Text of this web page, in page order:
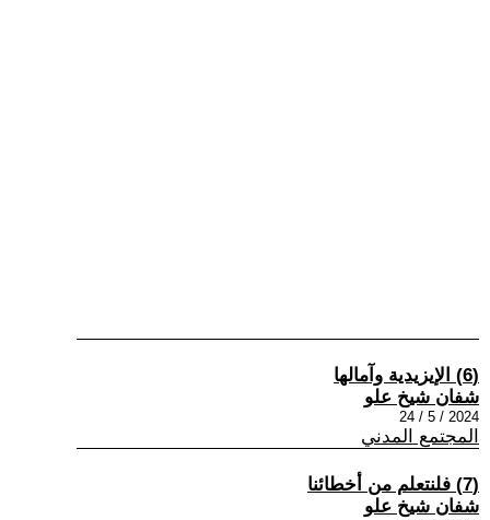
(6) الإيزيدية وآمالها
شفان شيخ علو
2024 / 5 / 24
المجتمع المدني
(7) فلنتعلم من أخطائنا
شفان شيخ علو